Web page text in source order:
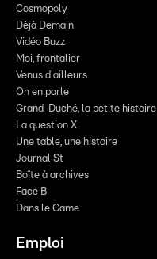
Cosmopoly
Déjà Demain
Vidéo Buzz
Moi, frontalier
Venus d'ailleurs
On en parle
Grand-Duché, la petite histoire
La question X
Une table, une histoire
Journal St
Boîte à archives
Face B
Dans le Game
Emploi